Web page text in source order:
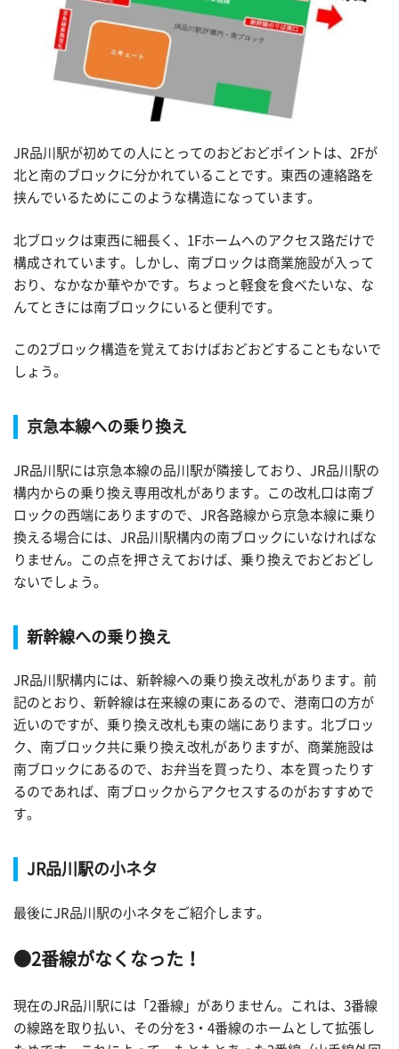
JR品川駅が初めての人にとってのおどおどポイントは、2Fが
北と南のブロックに分かれていることです。東西の連絡路を
挟んでいるためにこのような構造になっています。
北ブロックは東西に細長く、1Fホームへのアクセス路だけで
構成されています。しかし、南ブロックは商業施設が入って
おり、なかなか華やかです。ちょっと軽食を食べたいな、な
んてときには南ブロックにいると便利です。
この2ブロック構造を覚えておけばおどおどすることもないで
しょう。
京急本線への乗り換え
JR品川駅には京急本線の品川駅が隣接しており、JR品川駅の
構内からの乗り換え専用改札があります。この改札口は南ブ
ロックの西端にありますので、JR各路線から京急本線に乗り
換える場合には、JR品川駅構内の南ブロックにいなければな
りません。この点を押さえておけば、乗り換えでおどおどし
ないでしょう。
新幹線への乗り換え
JR品川駅構内には、新幹線への乗り換え改札があります。前
記のとおり、新幹線は在来線の東にあるので、港南口の方が
近いのですが、乗り換え改札も東の端にあります。北ブロッ
ク、南ブロック共に乗り換え改札がありますが、商業施設は
南ブロックにあるので、お弁当を買ったり、本を買ったりす
るのであれば、南ブロックからアクセスするのがおすすめで
す。
JR品川駅の小ネタ
最後にJR品川駅の小ネタをご紹介します。
●2番線がなくなった！
現在のJR品川駅には「2番線」がありません。これは、3番線
の線路を取り払い、その分を3・4番線のホームとして拡張し